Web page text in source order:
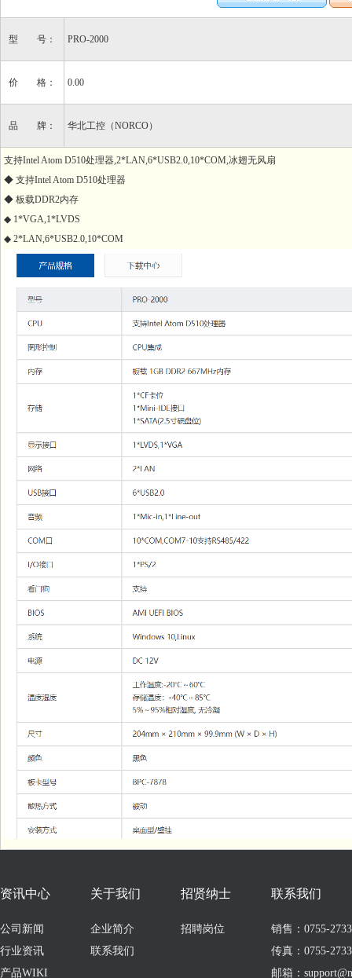
型 号： PRO-2000
价 格： 0.00
品 牌： 华北工控（NORCO）
支持Intel Atom D510处理器,2*LAN,6*USB2.0,10*COM,冰翅无风扇
◆ 支持Intel Atom D510处理器
◆ 板载DDR2内存
◆ 1*VGA,1*LVDS
◆ 2*LAN,6*USB2.0,10*COM
资讯中心
公司新闻
行业资讯
产品WIKI
关于我们
企业简介
联系我们
招贤纳士
招聘岗位
联系我们
销售：0755-
传真：0755-
邮箱：